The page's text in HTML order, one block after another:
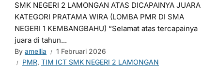
SMK NEGERI 2 LAMONGAN ATAS DICAPAINYA JUARA
KATEGORI PRATAMA WIRA (LOMBA PMR DI SMA
NEGERI 1 KEMBANGBAHU) “Selamat atas tercapainya
juara di tahun...
By amellia
1 Februari 2026
PMR, TIM ICT SMK NEGERI 2 LAMONGAN